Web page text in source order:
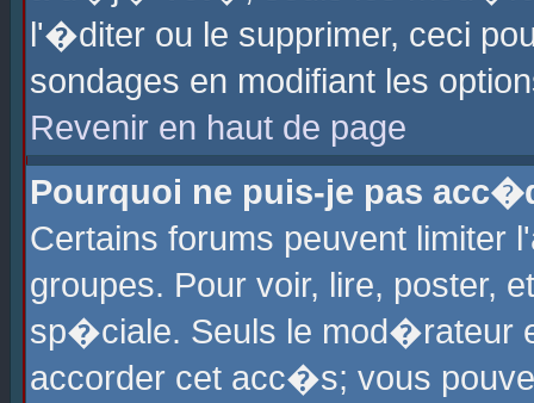
l'�diter ou le supprimer, ceci
sondages en modifiant les
Revenir en haut de page
Pourquoi ne puis-je pas
Certains forums peuvent
groupes. Pour voir, lire, poster,
sp�ciale. Seuls le mod�rateur
accorder cet acc�s; vous